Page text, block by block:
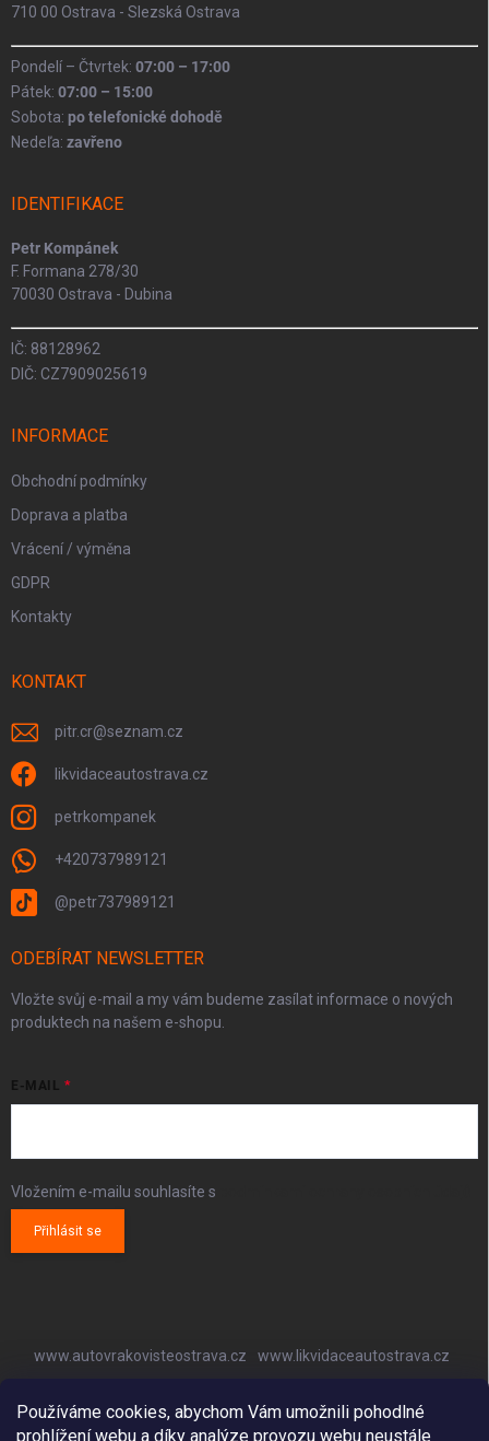
Používáme cookies, abychom Vám umožnili pohodlné
prohlížení webu a díky analýze provozu webu neustále
710 00 Ostrava - Slezská Ostrava
Pondelí – Čtvrtek: 07:00 – 17:00
Pátek: 07:00 – 15:00
Sobota: po telefonické dohodě
Nedeľa: zavřeno
IDENTIFIKACE
Petr Kompánek
F. Formana 278/30
70030 Ostrava - Dubina
IČ: 88128962
DIČ: CZ7909025619
INFORMACE
Obchodní podmínky
Doprava a platba
Vrácení / výměna
GDPR
Kontakty
KONTAKT
pitr.cr@seznam.cz
likvidaceautostrava.cz
petrkompanek
+420737989121
@petr737989121
ODEBÍRAT NEWSLETTER
Vložte svůj e-mail a my vám budeme zasílat informace o nových
produktech na našem e-shopu.
E-MAIL
Vložením e-mailu souhlasíte s
Přihlásit se
www.autovrakovisteostrava.cz
www.likvidaceautostrava.cz